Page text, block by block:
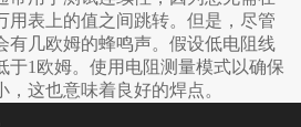
用表上的值之间跳转。但是，尽管
有几欧姆的蜂鸣声。假设低电阻线
于1欧姆。使用电阻测量模式以确保
这也意味着良好的焊点。